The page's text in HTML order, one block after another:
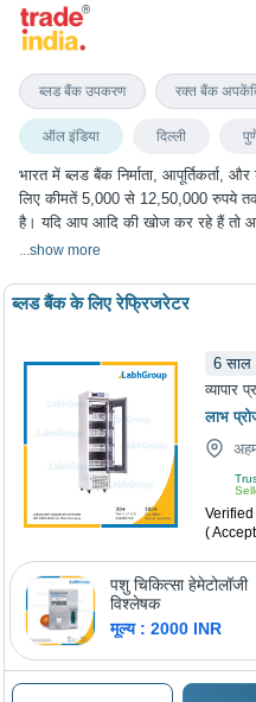
भारत में ब्लड बैंक निर्माता, आपूर्तिकर्ता,
लिए कीमतें 5,000 से 12,50,000 रुपये
है। यदि आप आदि की खोज कर रहे हैं तो
विकल्प चुन सकते हैं। हम विभिन्न शहरों में
...show more
ऑल इंडिया दिल्ली
ब्लड बैंक के लिए रेफ्रिजरेटर
6 साल
व्यापार
लाभ
(
पशु चिकित्सा हेमेटोलॉजी
विश्लेषक
मूल्य : 2000 INR
ब्लड बैंक उपकरण रक्त बैंक